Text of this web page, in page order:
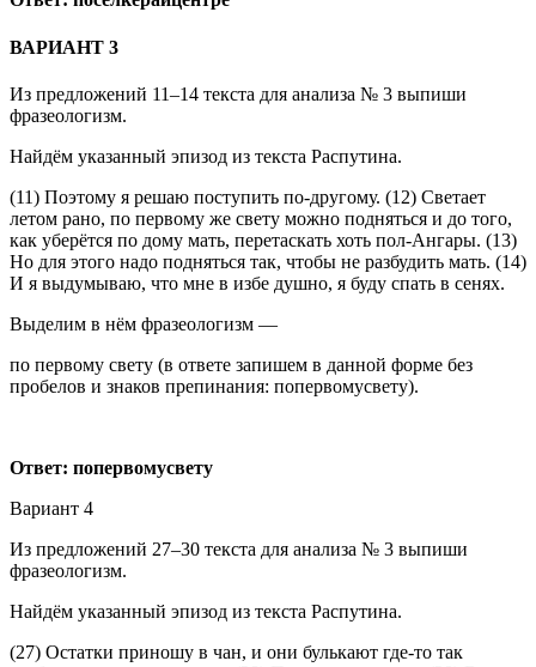
ВАРИАНТ 3
Из предложений 11–14 текста для анализа № 3 выпиши
фразеологизм.
Найдём указанный эпизод из текста Распутина.
(11) Поэтому я решаю поступить по-другому. (12) Светает
летом рано, по первому же свету можно подняться и до того,
как уберётся по дому мать, перетаскать хоть пол-Ангары. (13)
Но для этого надо подняться так, чтобы не разбудить мать. (14)
И я выдумываю, что мне в избе душно, я буду спать в сенях.
Выделим в нём фразеологизм —
по первому свету (в ответе запишем в данной форме без
пробелов и знаков препинания: попервомусвету).
Ответ: попервомусвету
Вариант 4
Из предложений 27–30 текста для анализа № 3 выпиши
фразеологизм.
Найдём указанный эпизод из текста Распутина.
(27) Остатки приношу в чан, и они булькают где-то так